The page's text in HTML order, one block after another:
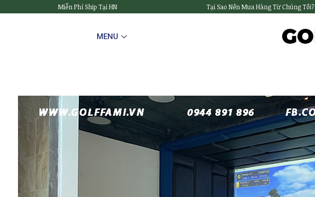
Miễn Phí Ship Tại HN Tại Sao Nên Mua Hàng Từ Chúng Tôi?
MENU